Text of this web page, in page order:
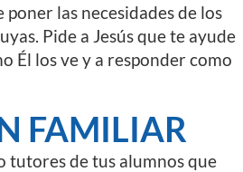
las necesidades de los
Pide a Jesús que te ayude
Él los ve y a responder como
FAMILIAR
tutores de tus alumnos que